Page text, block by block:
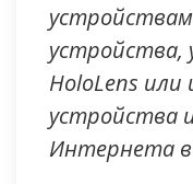
устройства,
HoloLens
устройства
Интернета